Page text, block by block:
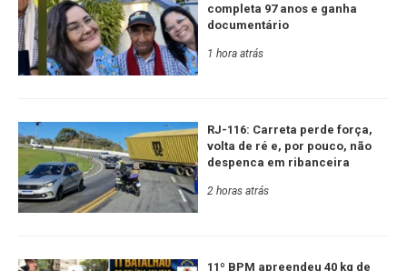
completa 97 anos e ganha
documentário
1 hora atrás
RJ-116: Carreta perde força,
volta de ré e, por pouco, não
despenca em ribanceira
2 horas atrás
11º BPM apreendeu 40 kg de